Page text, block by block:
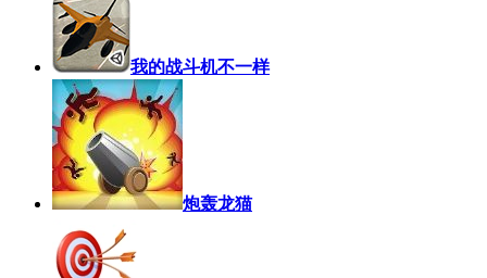
我的战斗机不一样
炮轰龙猫